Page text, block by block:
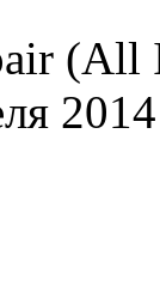
(All
2014